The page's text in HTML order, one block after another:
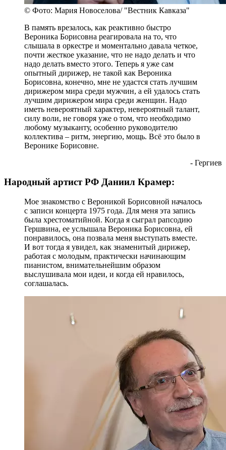
© Фото: Мария Новоселова/ "Вестник Кавказа"
В память врезалось, как реактивно быстро
Вероника Борисовна реагировала на то, что
слышала в оркестре и моментально давала четкое,
почти жесткое указание, что не надо делать и что
надо делать вместо этого. Теперь я уже сам
опытный дирижер, не такой как Вероника
Борисовна, конечно, мне не удастся стать лучшим
дирижером мира среди мужчин, а ей удалось стать
лучшим дирижером мира среди женщин. Надо
иметь невероятный характер, невероятный талант,
силу воли, не говоря уже о том, что необходимо
любому музыканту, особенно руководителю
коллектива – ритм, энергию, мощь. Всё это было в
Веронике Борисовне.
- Гергиев
Народный артист РФ Даниил Крамер:
Мое знакомство с Вероникой Борисовной началось
с записи концерта 1975 года. Для меня эта запись
была хрестоматийной. Когда я сыграл рапсодию
Гершвина, ее услышала Вероника Борисовна, ей
понравилось, она позвала меня выступать вместе.
И вот тогда я увидел, как знаменитый дирижер,
работая с молодым, практически начинающим
пианистом, внимательнейшим образом
выслушивала мои идеи, и когда ей нравилось,
соглашалась.